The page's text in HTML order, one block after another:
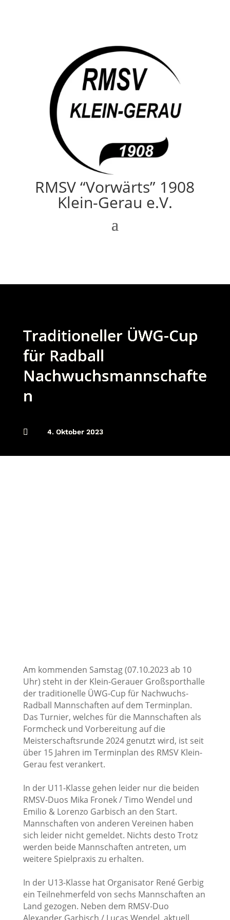
RMSV “Vorwärts” 1908
Klein-Gerau e.V.
Traditioneller ÜWG-Cup
für Radball
Nachwuchsmannschafte
n
 4. Oktober 2023
Am kommenden Samstag (07.10.2023 ab 10
Uhr) steht in der Klein-Gerauer Großsporthalle
der traditionelle ÜWG-Cup für Nachwuchs-
Radball Mannschaften auf dem Terminplan.
Das Turnier, welches für die Mannschaften als
Formcheck und Vorbereitung auf die
Meisterschaftsrunde 2024 genutzt wird, ist seit
über 15 Jahren im Terminplan des RMSV Klein-
Gerau fest verankert.
In der U11-Klasse gehen leider nur die beiden
RMSV-Duos Mika Fronek / Timo Wendel und
Emilio & Lorenzo Garbisch an den Start.
Mannschaften von anderen Vereinen haben
sich leider nicht gemeldet. Nichts desto Trotz
werden beide Mannschaften antreten, um
weitere Spielpraxis zu erhalten.
In der U13-Klasse hat Organisator René Gerbig
ein Teilnehmerfeld von sechs Mannschaften an
Land gezogen. Neben dem RMSV-Duo
Alexander Garbisch / Lucas Wendel, aktuell